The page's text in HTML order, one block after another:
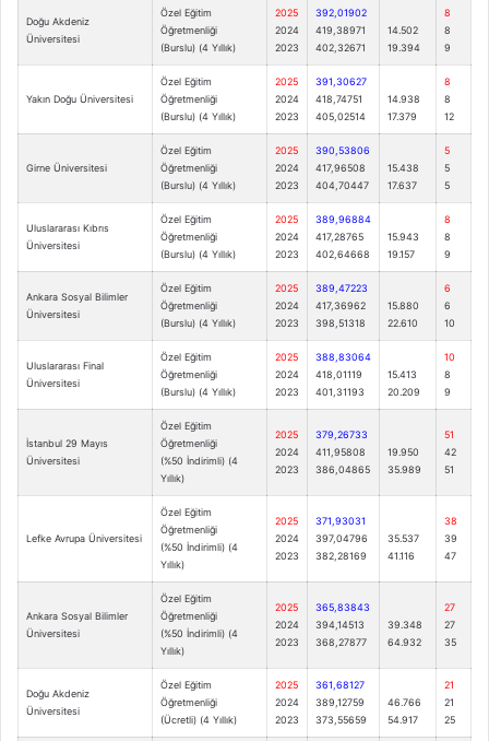
Doğu Akdeniz
Üniversitesi
Özel Eğitim
Öğretmenliği
(Burslu) (4 Yıllık)
2025
2024
2023
392,01902
419,38971
402,32671
14.502
19.394
8
8
9
Yakın Doğu Üniversitesi
Özel Eğitim
Öğretmenliği
(Burslu) (4 Yıllık)
2025
2024
2023
391,30627
418,74751
405,02514
14.938
17.379
8
8
12
Girne Üniversitesi
Özel Eğitim
Öğretmenliği
(Burslu) (4 Yıllık)
2025
2024
2023
390,53806
417,96508
404,70447
15.438
17.637
5
5
5
Uluslararası Kıbrıs
Üniversitesi
Özel Eğitim
Öğretmenliği
(Burslu) (4 Yıllık)
2025
2024
2023
389,96884
417,28765
402,64668
15.943
19.157
8
8
9
Ankara Sosyal Bilimler
Üniversitesi
Özel Eğitim
Öğretmenliği
(Burslu) (4 Yıllık)
2025
2024
2023
389,47223
417,36962
398,51318
15.880
22.610
6
6
10
Uluslararası Final
Üniversitesi
Özel Eğitim
Öğretmenliği
(Burslu) (4 Yıllık)
2025
2024
2023
388,83064
418,01119
401,31193
15.413
20.209
10
8
9
İstanbul 29 Mayıs
Üniversitesi
Özel Eğitim
Öğretmenliği
(%50 İndirimli) (4
Yıllık)
2025
2024
2023
379,26733
411,95808
386,04865
19.950
35.989
51
42
51
Lefke Avrupa Üniversitesi
Özel Eğitim
Öğretmenliği
(%50 İndirimli) (4
Yıllık)
2025
2024
2023
371,93031
397,04796
382,28169
35.537
41.116
38
39
47
Ankara Sosyal Bilimler
Üniversitesi
Özel Eğitim
Öğretmenliği
(%50 İndirimli) (4
Yıllık)
2025
2024
2023
365,83843
394,14513
368,27877
39.348
64.932
27
27
35
Doğu Akdeniz
Üniversitesi
Özel Eğitim
Öğretmenliği
(Ücretli) (4 Yıllık)
2025
2024
2023
361,68127
389,12759
373,55659
46.766
54.917
21
21
25